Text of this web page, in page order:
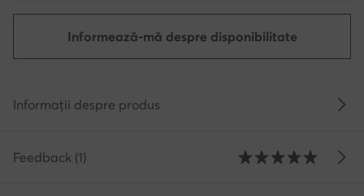
Informează-mă despre disponibilitate
Informații despre produs
Feedback (1)